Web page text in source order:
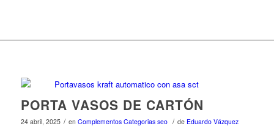
PORTA VASOS DE CARTÓN
24 abril, 2025 / en Complementos Categorias seo / de Eduardo Vázquez